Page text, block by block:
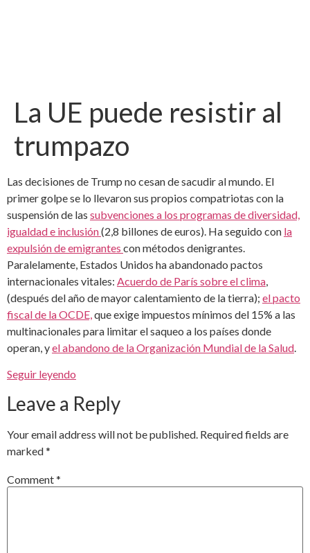
La UE puede resistir al
trumpazo
Las decisiones de Trump no cesan de sacudir al mundo. El
primer golpe se lo llevaron sus propios compatriotas con la
suspensión de las subvenciones a los programas de diversidad,
igualdad e inclusión(2,8 billones de euros). Ha seguido con la
expulsión de emigrantes con métodos denigrantes.
Paralelamente, Estados Unidos ha abandonado pactos
internacionales vitales: Acuerdo de París sobre el clima
(después del año de mayor calentamiento de la tierra); el pacto
fiscal de la OCDE, que exige impuestos mínimos del 15% a las
multinacionales para limitar el saqueo a los países donde
operan, yel abandono de la Organización Mundial de la Salud
Seguir leyendo
Leave a Reply
Your email address will not be published. Required fields are
marked*
Comment*